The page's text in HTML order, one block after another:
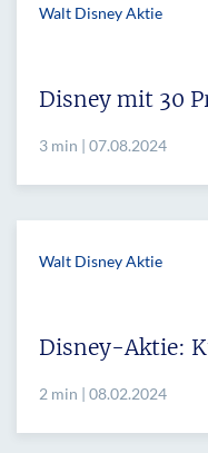
Walt Disney Aktie
Disney mit 30
3 min | 07.08.2024
Walt Disney Aktie
Disney-Aktie:
2 min | 08.02.2024